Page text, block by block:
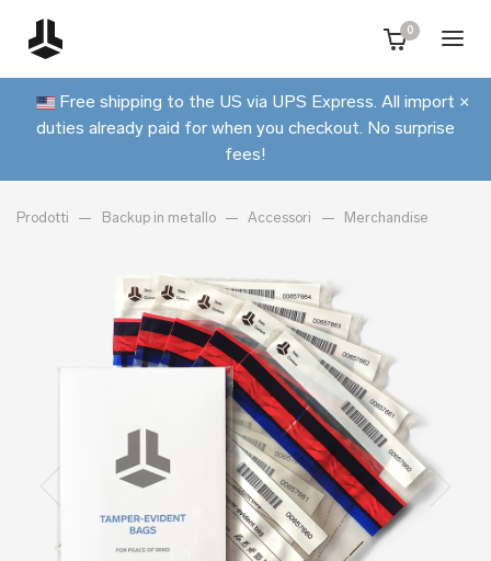
0
Free shipping to the US via UPS Express. All import
duties already paid for when you checkout. No surprise
fees!
×
Prodotti Backup in metallo Accessori Merchandise